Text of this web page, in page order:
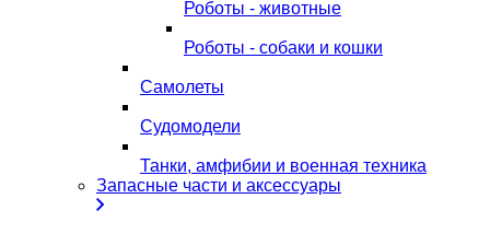
Роботы - животные
Роботы - собаки и кошки
Самолеты
Судомодели
Танки, амфибии и военная техника
Запасные части и аксессуары